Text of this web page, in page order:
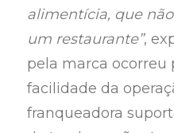
alimentícia, que
um restaurante”,
pela marca ocorreu
facilidade da
franqueadora